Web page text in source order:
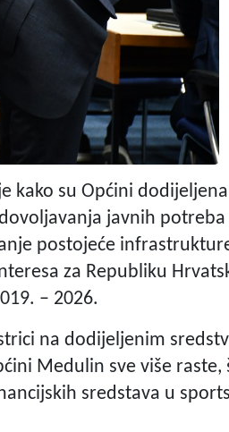
kako su Općini dodijeljena
javnih potreba
postojeće
za Republiku
– 2026.
na dodijeljenim
Medulin sve više raste,
sredstava u